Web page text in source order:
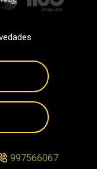
997566067